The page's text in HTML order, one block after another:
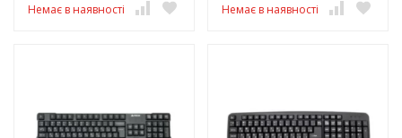
Немає в наявності Немає в наявності